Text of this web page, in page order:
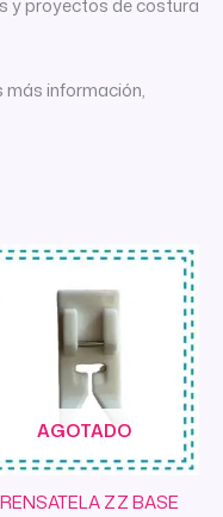
y proyectos de costura
más información,
AGOTADO
ZZ BASE